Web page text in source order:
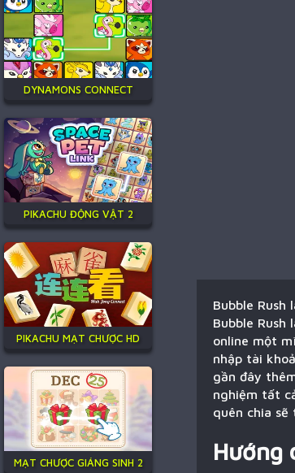
DYNAMONS CONNECT
PIKACHU ĐỘNG VẬT 2
PIKACHU MẠT CHƯỢC HD
MẠT CHƯỢC GIÁNG SINH 2
Bubble
Bubble Rush
online một
nhập tài
gần đây
nghiệm tất
quên chia sẽ
Hướng